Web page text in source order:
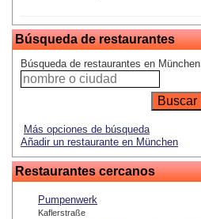
Búsqueda de restaurantes
Búsqueda de restaurantes en München
Más opciones de búsqueda
Añadir un restaurante en München
Restaurantes cercanos
Pumpenwerk
Kaflerstraße